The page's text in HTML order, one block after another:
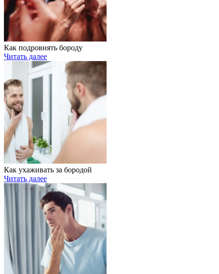
Как подровнять бороду
Читать далее
Как ухаживать за бородой
Читать далее